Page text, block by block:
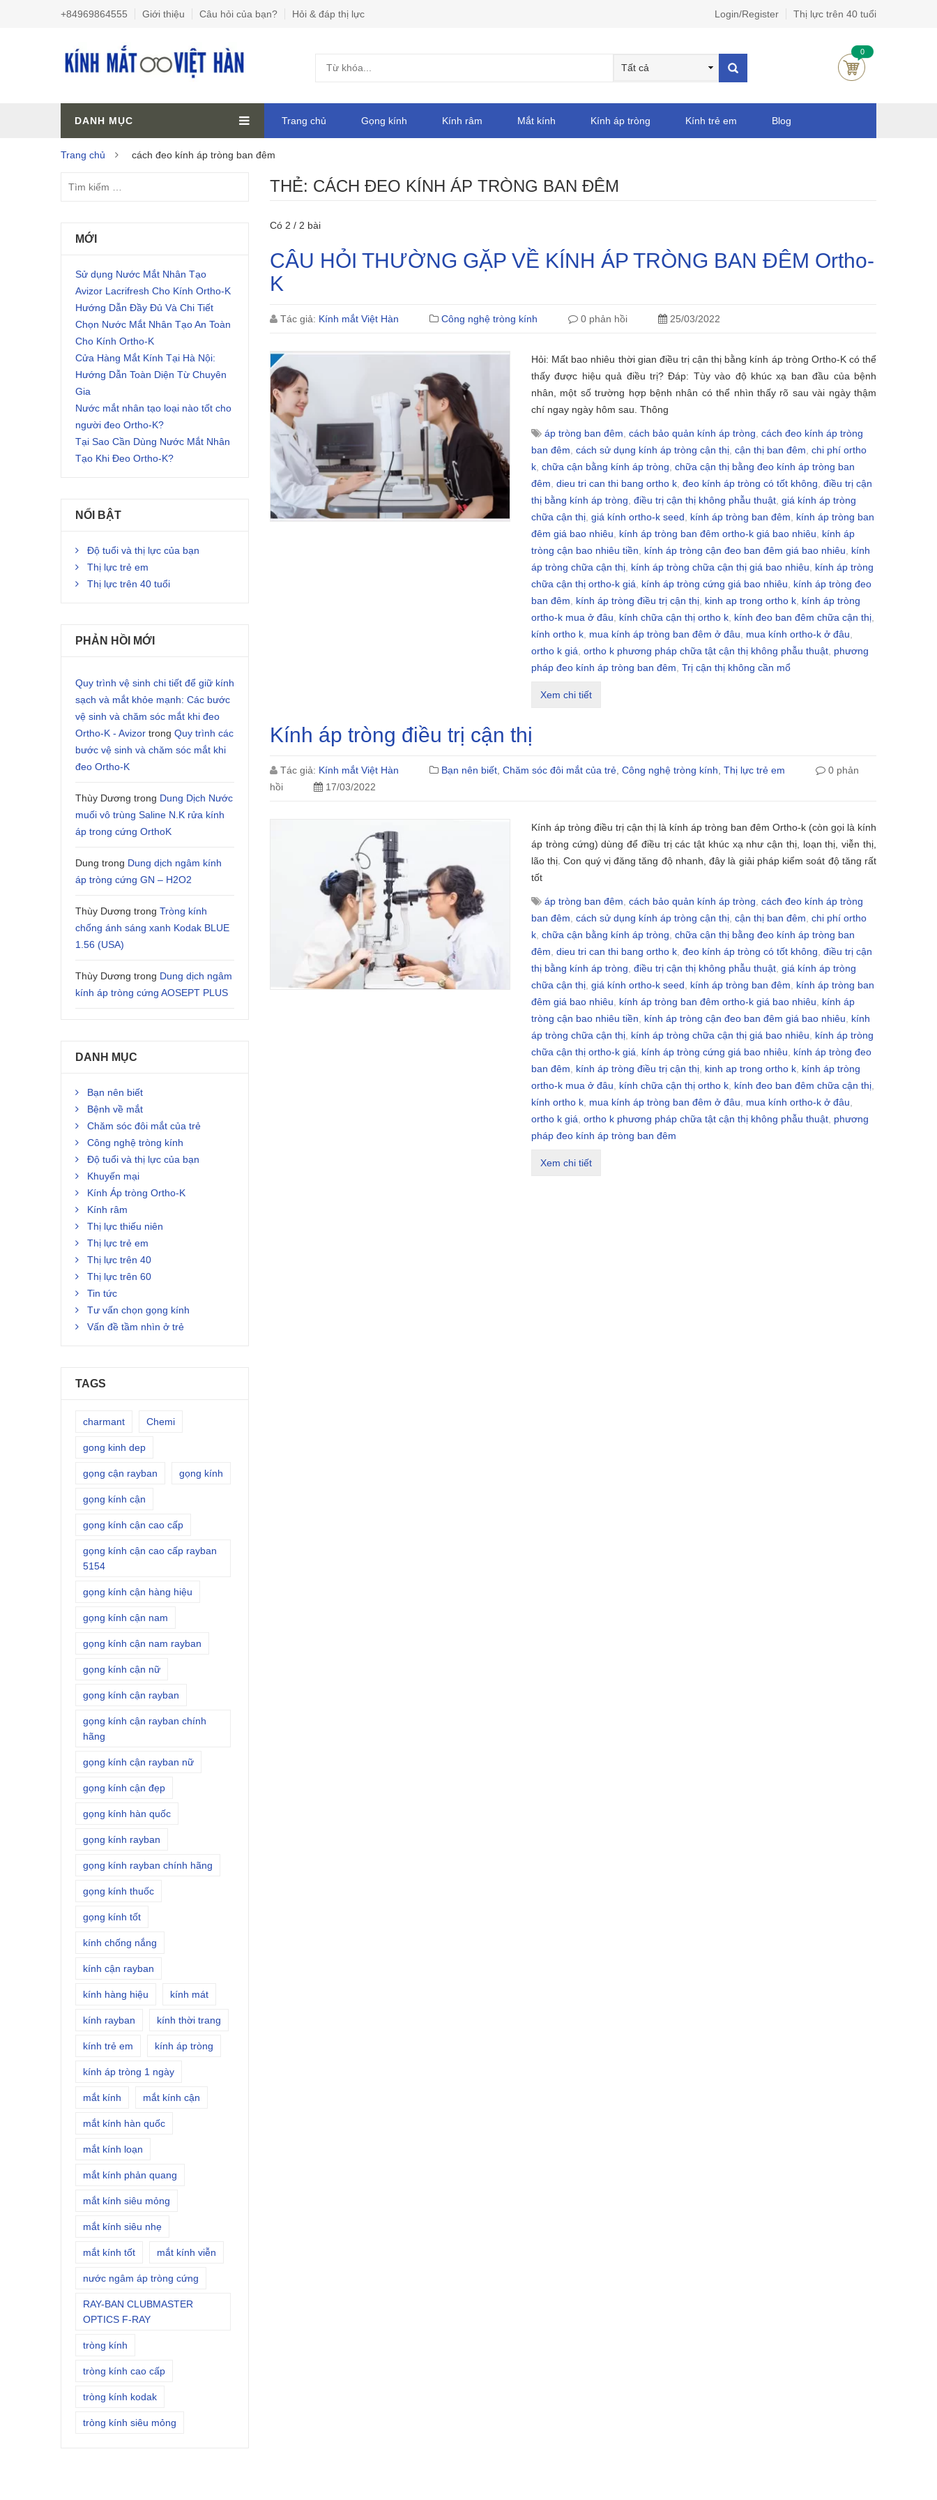
+84969864555 Giới thiệu Câu hỏi của bạn? Hỏi & đáp thị lực Login/Register Thị lực trên 40 tuổi
0
DANH MỤC Trang chủ Gọng kính Kính râm Mắt kính Kính áp tròng Kính trẻ em Blog
Trang chủ cách đeo kính áp tròng ban đêm
THẺ: CÁCH ĐEO KÍNH ÁP TRÒNG BAN ĐÊM
Có 2 / 2 bài
CÂU HỎI THƯỜNG GẶP VỀ KÍNH ÁP TRÒNG BAN ĐÊM Ortho-
K
Tác giả: Kính mắt Việt Hàn Công nghệ tròng kính 0 phản hồi 25/03/2022
Hỏi: Mất bao nhiêu thời gian điều trị cận thị bằng kính áp tròng Ortho-K có thể
thấy được hiệu quả điều trị? Đáp: Tùy vào độ khúc xạ ban đầu của bệnh
nhân, một số trường hợp bệnh nhân có thể nhìn thấy rõ sau vài ngày thậm
chí ngay ngày hôm sau. Thông
áp tròng ban đêm cách bảo quản kính áp tròng cách đeo kính áp tròng
ban đêm cách sử dụng kính áp tròng cận thị cận thị ban đêm chi phí ortho
k chữa cận bằng kính áp tròng chữa cận thị bằng đeo kính áp tròng ban
đêm dieu tri can thi bang ortho k đeo kính áp tròng có tốt không điều trị cận
thị bằng kính áp tròng điều trị cận thị không phẫu thuật giá kính áp tròng
chữa cận thị giá kính ortho-k seed kính áp tròng ban đêm
kính áp tròng ban
đêm giá bao nhiêu
kính áp tròng ban đêm ortho-k giá bao nhiêu
kính áp
tròng cận bao nhiêu tiền
kính áp tròng cận đeo ban đêm giá bao nhiêu
kính
áp tròng chữa cận thị kính áp tròng chữa cận thị giá bao nhiêu
kính áp tròng
chữa cận thị ortho-k giá
kính áp tròng cứng giá bao nhiêu
kính áp tròng đeo
ban đêm
kính áp tròng điều trị cận thị kinh ap trong ortho k kính áp tròng
ortho-k mua ở đâu
kính chữa cận thị ortho k kính đeo ban đêm chữa cận thị
kính ortho k mua kính áp tròng ban đêm ở đâu mua kính ortho-k ở đâu
ortho k giá ortho k phương pháp chữa tật cận thị không phẫu thuật phương
pháp đeo kính áp tròng ban đêm Trị cận thị không cần mổ
Xem chi tiết
Kính áp tròng điều trị cận thị
Tác giả: Kính mắt Việt Hàn Bạn nên biết Chăm sóc đôi mắt của trẻ Công nghệ tròng kính Thị lực trẻ em
0 phản
hồi
17/03/2022
Kính áp tròng điều trị cận thị là kính áp tròng ban đêm Ortho-k (còn gọi là kính
áp tròng cứng) dùng để điều trị các tật khúc xạ như cận thị, loạn thị, viễn thị,
lão thị. Con quý vị đăng tăng độ nhanh, đây là giải pháp kiểm soát độ tăng rất
tốt
áp tròng ban đêm cách bảo quản kính áp tròng cách đeo kính áp tròng
ban đêm cách sử dụng kính áp tròng cận thị cận thị ban đêm chi phí ortho
k chữa cận bằng kính áp tròng chữa cận thị bằng đeo kính áp tròng ban
đêm dieu tri can thi bang ortho k đeo kính áp tròng có tốt không điều trị cận
thị bằng kính áp tròng điều trị cận thị không phẫu thuật giá kính áp tròng
chữa cận thị giá kính ortho-k seed kính áp tròng ban đêm
kính áp tròng ban
đêm giá bao nhiêu
kính áp tròng ban đêm ortho-k giá bao nhiêu
kính áp
tròng cận bao nhiêu tiền
kính áp tròng cận đeo ban đêm giá bao nhiêu
kính
áp tròng chữa cận thị kính áp tròng chữa cận thị giá bao nhiêu
kính áp tròng
chữa cận thị ortho-k giá
kính áp tròng cứng giá bao nhiêu
kính áp tròng đeo
ban đêm
kính áp tròng điều trị cận thị kinh ap trong ortho k kính áp tròng
ortho-k mua ở đâu
kính chữa cận thị ortho k kính đeo ban đêm chữa cận thị
kính ortho k mua kính áp tròng ban đêm ở đâu mua kính ortho-k ở đâu
ortho k giá ortho k phương pháp chữa tật cận thị không phẫu thuật phương
pháp đeo kính áp tròng ban đêm
Xem chi tiết
MỚI
Sử dụng Nước Mắt Nhân Tạo
Avizor Lacrifresh Cho Kính Ortho-K
Hướng Dẫn Đầy Đủ Và Chi Tiết
Chọn Nước Mắt Nhân Tạo An Toàn
Cho Kính Ortho-K
Cửa Hàng Mắt Kính Tại Hà Nội:
Hướng Dẫn Toàn Diện Từ Chuyên
Gia
Nước mắt nhân tạo loại nào tốt cho
người đeo Ortho-K?
Tại Sao Cần Dùng Nước Mắt Nhân
Tạo Khi Đeo Ortho-K?
NỔI BẬT
Độ tuổi và thị lực của bạn
Thị lực trẻ em
Thị lực trên 40 tuổi
PHẢN HỒI MỚI
Quy trình vệ sinh chi tiết để giữ kính
sạch và mắt khỏe mạnh: Các bước
vệ sinh và chăm sóc mắt khi đeo
Ortho-K - Avizor trong Quy trình các
bước vệ sinh và chăm sóc mắt khi
đeo Ortho-K
Thùy Dương trong Dung Dịch Nước
muối vô trùng Saline N.K rửa kính
áp trong cứng OrthoK
Dung trong Dung dịch ngâm kính
áp tròng cứng GN – H2O2
Thùy Dương trong Tròng kính
chống ánh sáng xanh Kodak BLUE
1.56 (USA)
Thùy Dương trong Dung dịch ngâm
kính áp tròng cứng AOSEPT PLUS
DANH MỤC
Bạn nên biết
Bệnh về mắt
Chăm sóc đôi mắt của trẻ
Công nghệ tròng kính
Độ tuổi và thị lực của bạn
Khuyến mại
Kính Áp tròng Ortho-K
Kính râm
Thị lực thiếu niên
Thị lực trẻ em
Thị lực trên 40
Thị lực trên 60
Tin tức
Tư vấn chọn gọng kính
Vấn đề tầm nhìn ở trẻ
TAGS
charmant Chemi
gong kinh dep
gọng cận rayban gọng kính
gọng kính cận
gọng kính cận cao cấp
gọng kính cận cao cấp rayban
5154
gọng kính cận hàng hiệu
gọng kính cận nam
gọng kính cận nam rayban
gọng kính cận nữ
gọng kính cận rayban
gọng kính cận rayban chính
hãng
gọng kính cận rayban nữ
gọng kính cận đẹp
gọng kính hàn quốc
gọng kính rayban
gọng kính rayban chính hãng
gọng kính thuốc
gọng kính tốt
kính chống nắng
kính cận rayban
kính hàng hiệu kính mát
kính rayban kính thời trang
kính trẻ em kính áp tròng
kính áp tròng 1 ngày
mắt kính mắt kính cận
mắt kính hàn quốc
mắt kính loạn
mắt kính phản quang
mắt kính siêu mỏng
mắt kính siêu nhẹ
mắt kính tốt mắt kính viễn
nước ngâm áp tròng cứng
RAY-BAN CLUBMASTER
OPTICS F-RAY
tròng kính
tròng kính cao cấp
tròng kính kodak
tròng kính siêu mỏng